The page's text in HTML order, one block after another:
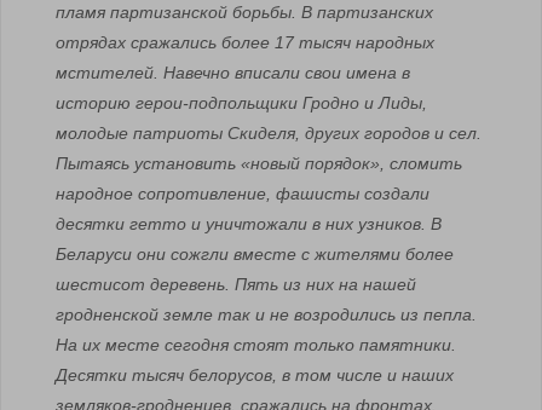
пламя партизанской борьбы. В партизанских
отрядах сражались более 17 тысяч народных
мстителей. Навечно вписали свои имена в
историю герои-подпольщики Гродно и Лиды,
молодые патриоты Скиделя, других городов и сел.
Пытаясь установить «новый порядок», сломить
народное сопротивление, фашисты создали
десятки гетто и уничтожали в них узников. В
Беларуси они сожгли вместе с жителями более
шестисот деревень. Пять из них на нашей
гродненской земле так и не возродились из пепла.
На их месте сегодня стоят только памятники.
Десятки тысяч белорусов, в том числе и наших
земляков-гродненцев, сражались на фронтах.